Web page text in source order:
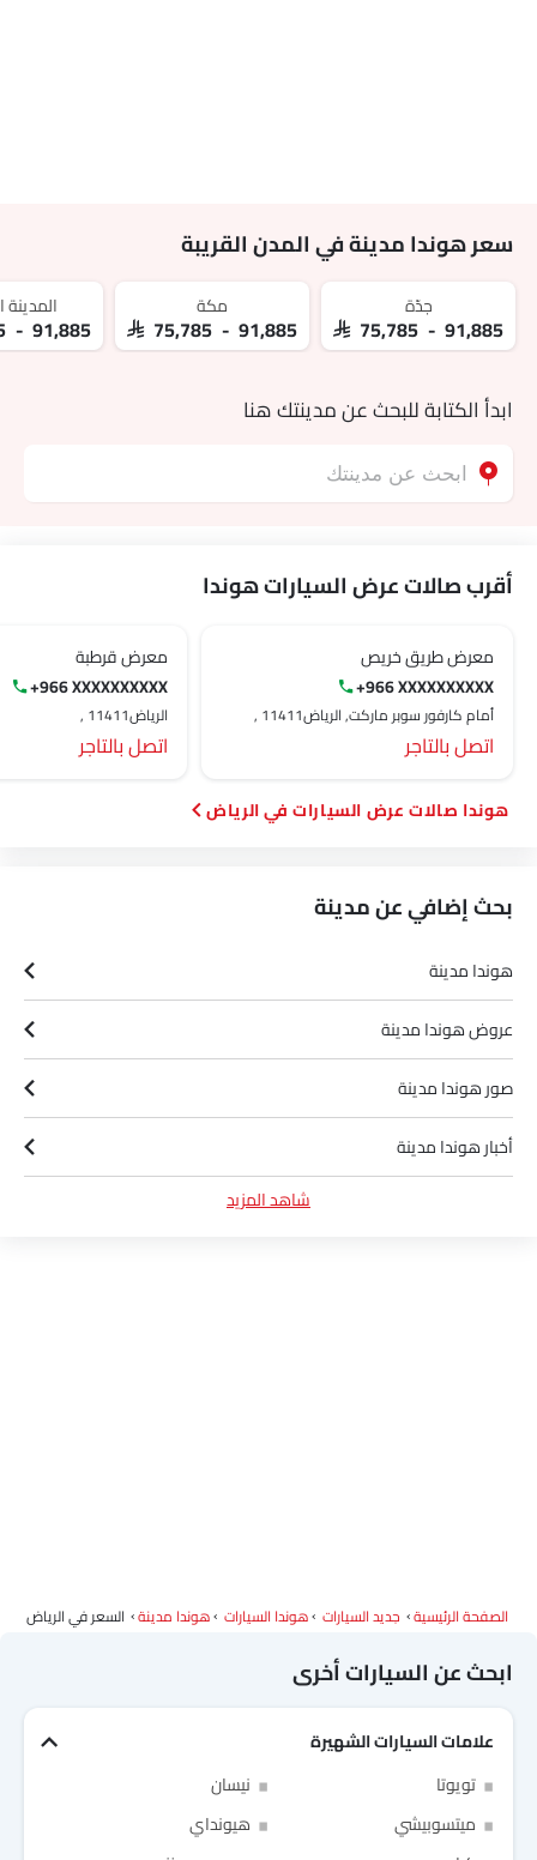
سعر هوندا مدينة في المدن القريبة
جدّة
SAR 75,785 - 91,885
مكة
SAR 75,785 - 91,885
المدينة
- 91,885
ابدأ الكتابة للبحث عن مدينتك هنا
أقرب صالات عرض السيارات هوندا
معرض طريق خريص
+966 XXXXXXXXXX
أمام كارفور سوبر ماركت, الرياض‎, 11411
اتصل بالتاجر
معرض قرطبة
+966 XXXXXXXXXX
الرياض‎, 11411
اتصل بالتاجر
هوندا صالات عرض السيارات في الرياض‎
بحث إضافي عن مدينة
هوندا مدينة
عروض هوندا مدينة
صور هوندا مدينة
أخبار هوندا مدينة
شاهد المزيد
الصفحة الرئيسية جديد السيارات هوندا السيارات هوندا مدينة السعر في الرياض‎
ابحث عن السيارات أخرى
علامات السيارات الشهيرة
تويوتا
نيسان
ميتسوبيشي
هيونداي
Link Your Google Account